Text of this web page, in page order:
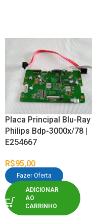
Placa Principal Blu-Ray
Philips Bdp-3000x/78 |
E254667
R$95,00
Fazer Oferta
ADICIONAR
AO
CARRINHO